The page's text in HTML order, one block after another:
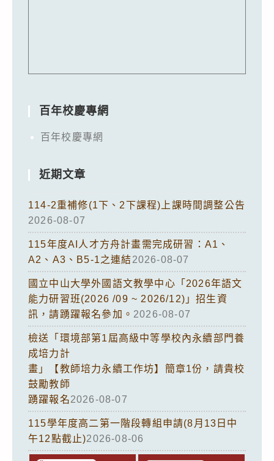
百年校慶專網
百年校慶專網
近期文章
114-2重補修(1下、2下課程)上課時間調整公告
2026-08-07
115年度AI人才方舟計畫需完成研習：A1、
A2、A3、B5-1之連結2026-08-07
國立中山大學外國語文教學中心「2026年語文
能力研習班(2026 /09 ~ 2026/12)」招生資
訊，請踴躍報名參加。 2026-08-07
檢送「環境部第1屆高級中等學校內永續部門養
成培力計
畫」【教師培力永續工作坊】簡章1份，請貴校
鼓勵教師
踴躍報名2026-08-07
115學年度高二第一階段轉組申請(8月13日中
午12點截止)2026-08-06